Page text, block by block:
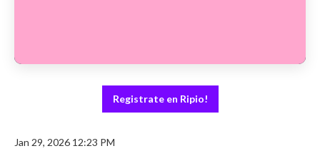
Registrate en Ripio!
Jan 29, 2026 12:23 PM